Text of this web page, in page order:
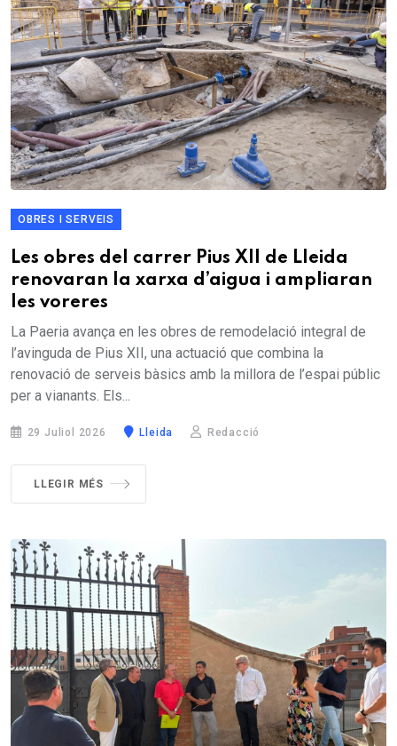
OBRES I SERVEIS
Les obres del carrer Pius XII de Lleida
renovaran la xarxa d’aigua i ampliaran
les voreres
La Paeria avança en les obres de remodelació integral de
l’avinguda de Pius XII, una actuació que combina la
renovació de serveis bàsics amb la millora de l’espai públic
per a vianants. Els...
29 Juliol 2026 Lleida Redacció
LLEGIR MÉS